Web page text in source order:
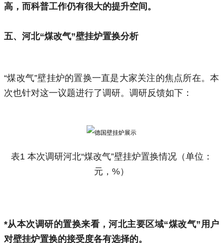
高，而科普工作仍有很大的提升空间。
五、 河北“煤改气”壁挂炉置换分析
“煤改气”壁挂炉的置换一直是大家关注的焦点所在。本
次也针对这一议题进行了调研。调研反馈如下：
表1 本次调研河北“煤改气”壁挂炉置换情况（单位：
元，%）
*从本次调研的置换来看，河北主要区域“煤改气”用户
对壁挂炉置换的接受度各有选择的。